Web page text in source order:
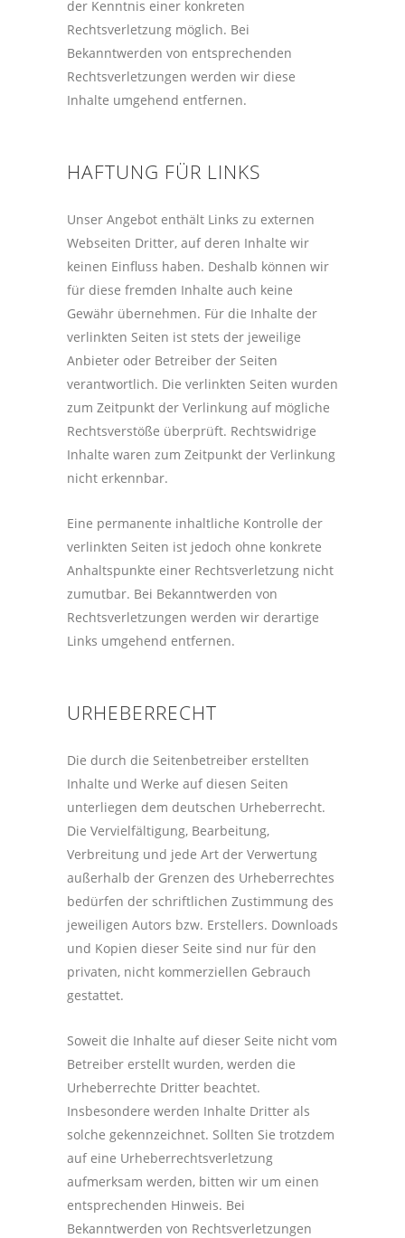
der Kenntnis einer konkreten
Rechtsverletzung möglich. Bei
Bekanntwerden von entsprechenden
Rechtsverletzungen werden wir diese
Inhalte umgehend entfernen.
HAFTUNG FÜR LINKS
Unser Angebot enthält Links zu externen
Webseiten Dritter, auf deren Inhalte wir
keinen Einfluss haben. Deshalb können wir
für diese fremden Inhalte auch keine
Gewähr übernehmen. Für die Inhalte der
verlinkten Seiten ist stets der jeweilige
Anbieter oder Betreiber der Seiten
verantwortlich. Die verlinkten Seiten wurden
zum Zeitpunkt der Verlinkung auf mögliche
Rechtsverstöße überprüft. Rechtswidrige
Inhalte waren zum Zeitpunkt der Verlinkung
nicht erkennbar.
Eine permanente inhaltliche Kontrolle der
verlinkten Seiten ist jedoch ohne konkrete
Anhaltspunkte einer Rechtsverletzung nicht
zumutbar. Bei Bekanntwerden von
Rechtsverletzungen werden wir derartige
Links umgehend entfernen.
URHEBERRECHT
Die durch die Seitenbetreiber erstellten
Inhalte und Werke auf diesen Seiten
unterliegen dem deutschen Urheberrecht.
Die Vervielfältigung, Bearbeitung,
Verbreitung und jede Art der Verwertung
außerhalb der Grenzen des Urheberrechtes
bedürfen der schriftlichen Zustimmung des
jeweiligen Autors bzw. Erstellers. Downloads
und Kopien dieser Seite sind nur für den
privaten, nicht kommerziellen Gebrauch
gestattet.
Soweit die Inhalte auf dieser Seite nicht vom
Betreiber erstellt wurden, werden die
Urheberrechte Dritter beachtet.
Insbesondere werden Inhalte Dritter als
solche gekennzeichnet. Sollten Sie trotzdem
auf eine Urheberrechtsverletzung
aufmerksam werden, bitten wir um einen
entsprechenden Hinweis. Bei
Bekanntwerden von Rechtsverletzungen